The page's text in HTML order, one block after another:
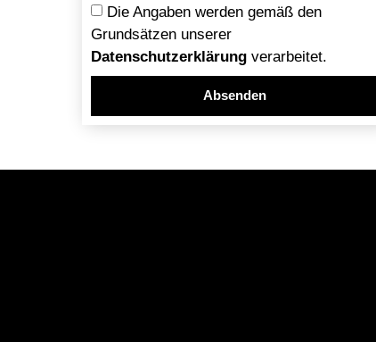
Die Angaben werden gemäß den
Grundsätzen unserer
Datenschutzerklärung verarbeitet.
Absenden